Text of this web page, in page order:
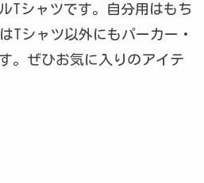
Tシャツです。自分用はもち
Tシャツ以外にもパーカー・
。ぜひお気に入りのアイテ